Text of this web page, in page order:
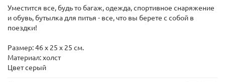
Уместится все, будь то багаж, одежда, спортивное снаряжение
и обувь, бутылка для питья - все, что вы берете с собой в
поездки!
Размер: 46 х 25 х 25 см.
Материал: холст
Цвет серый